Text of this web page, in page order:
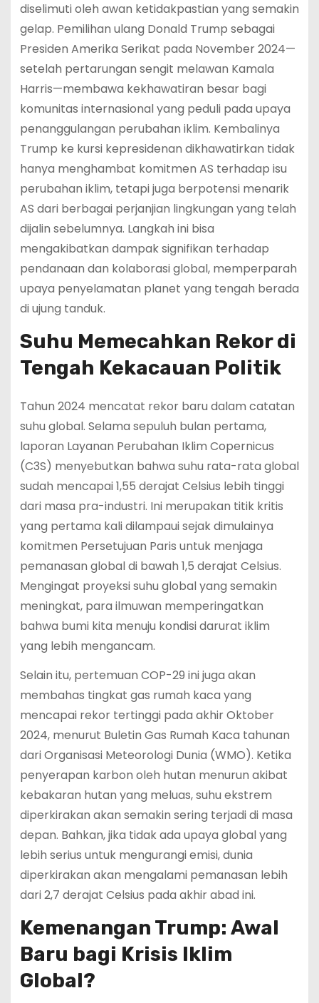
diselimuti oleh awan ketidakpastian yang semakin
gelap. Pemilihan ulang Donald Trump sebagai
Presiden Amerika Serikat pada November 2024—
setelah pertarungan sengit melawan Kamala
Harris—membawa kekhawatiran besar bagi
komunitas internasional yang peduli pada upaya
penanggulangan perubahan iklim. Kembalinya
Trump ke kursi kepresidenan dikhawatirkan tidak
hanya menghambat komitmen AS terhadap isu
perubahan iklim, tetapi juga berpotensi menarik
AS dari berbagai perjanjian lingkungan yang telah
dijalin sebelumnya. Langkah ini bisa
mengakibatkan dampak signifikan terhadap
pendanaan dan kolaborasi global, memperparah
upaya penyelamatan planet yang tengah berada
di ujung tanduk.
Suhu Memecahkan Rekor di
Tengah Kekacauan Politik
Tahun 2024 mencatat rekor baru dalam catatan
suhu global. Selama sepuluh bulan pertama,
laporan Layanan Perubahan Iklim Copernicus
(C3S) menyebutkan bahwa suhu rata-rata global
sudah mencapai 1,55 derajat Celsius lebih tinggi
dari masa pra-industri. Ini merupakan titik kritis
yang pertama kali dilampaui sejak dimulainya
komitmen Persetujuan Paris untuk menjaga
pemanasan global di bawah 1,5 derajat Celsius.
Mengingat proyeksi suhu global yang semakin
meningkat, para ilmuwan memperingatkan
bahwa bumi kita menuju kondisi darurat iklim
yang lebih mengancam.
Selain itu, pertemuan COP-29 ini juga akan
membahas tingkat gas rumah kaca yang
mencapai rekor tertinggi pada akhir Oktober
2024, menurut Buletin Gas Rumah Kaca tahunan
dari Organisasi Meteorologi Dunia (WMO). Ketika
penyerapan karbon oleh hutan menurun akibat
kebakaran hutan yang meluas, suhu ekstrem
diperkirakan akan semakin sering terjadi di masa
depan. Bahkan, jika tidak ada upaya global yang
lebih serius untuk mengurangi emisi, dunia
diperkirakan akan mengalami pemanasan lebih
dari 2,7 derajat Celsius pada akhir abad ini.
Kemenangan Trump: Awal
Baru bagi Krisis Iklim
Global?